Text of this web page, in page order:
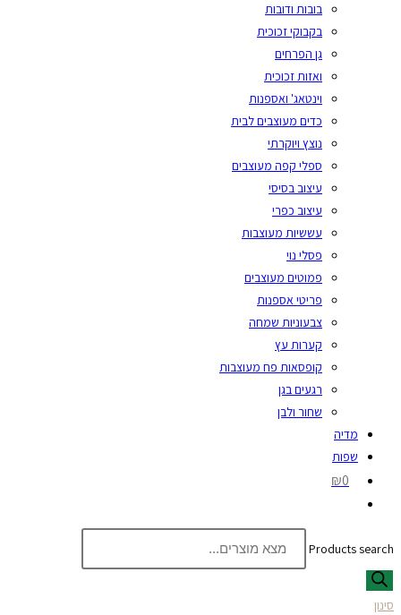
בובות ודובות
בקבוקי זכוכית
גן הפרחים
ואזות זכוכית
וינטאג' ואספנות
כדים מעוצבים לבית
נוצץ ויוקרתי
ספלי קפה מעוצבים
עיצוב בסיסי
עיצוב כפרי
עששיות מעוצבות
פסלי נוי
פמוטים מעוצבים
פריטי אספנות
צבעוניות שמחה
קערות עץ
קופסאות פח מעוצבות
רגעים בגן
שחור ולבן
מדיה
שפות
₪0
Products search
סינון